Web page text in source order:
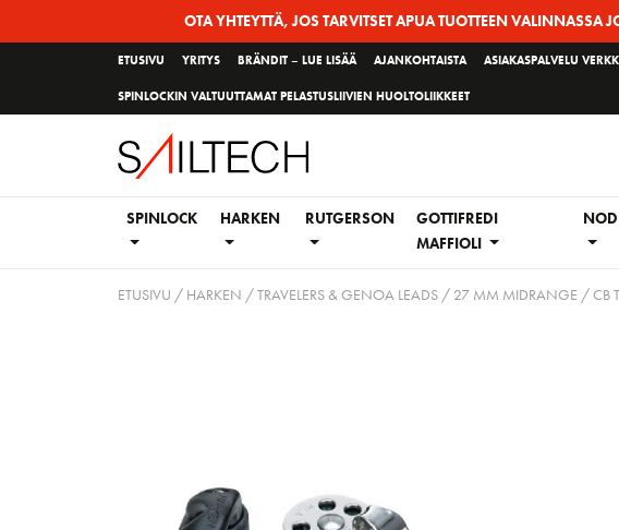
OTA YHTEYTTÄ, JOS TARVITSET APUA TUOTTEEN
ETUSIVU YRITYS BRÄNDIT – LUE LISÄÄ AJANKOHTAISTA ASIAKASPALVELU
SPINLOCKIN VALTUUTTAMAT PELASTUSLIIVIEN HUOLTOLIIKKEET
SPINLOCK HARKEN RUTGERSON
GOTTIFREDI
MAFFIOLI
ETUSIVU / HARKEN /TRAVELERS & GENOA LEADS/ 27 MM MIDRANGE /CB